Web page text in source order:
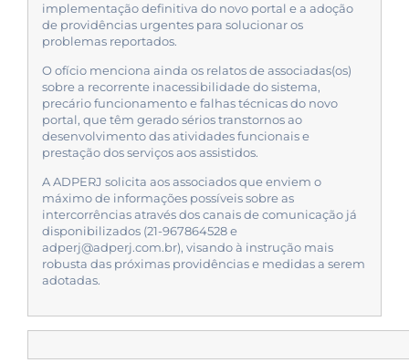
implementação definitiva do novo portal e a adoção
de providências urgentes para solucionar os
problemas reportados.
O ofício menciona ainda os relatos de associadas(os)
sobre a recorrente inacessibilidade do sistema,
precário funcionamento e falhas técnicas do novo
portal, que têm gerado sérios transtornos ao
desenvolvimento das atividades funcionais e
prestação dos serviços aos assistidos.
A ADPERJ solicita aos associados que enviem o
máximo de informações possíveis sobre as
intercorrências através dos canais de comunicação já
disponibilizados (21-967864528 e
adperj@adperj.com.br), visando à instrução mais
robusta das próximas providências e medidas a serem
adotadas.